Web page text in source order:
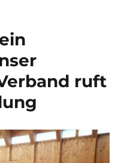
ruft